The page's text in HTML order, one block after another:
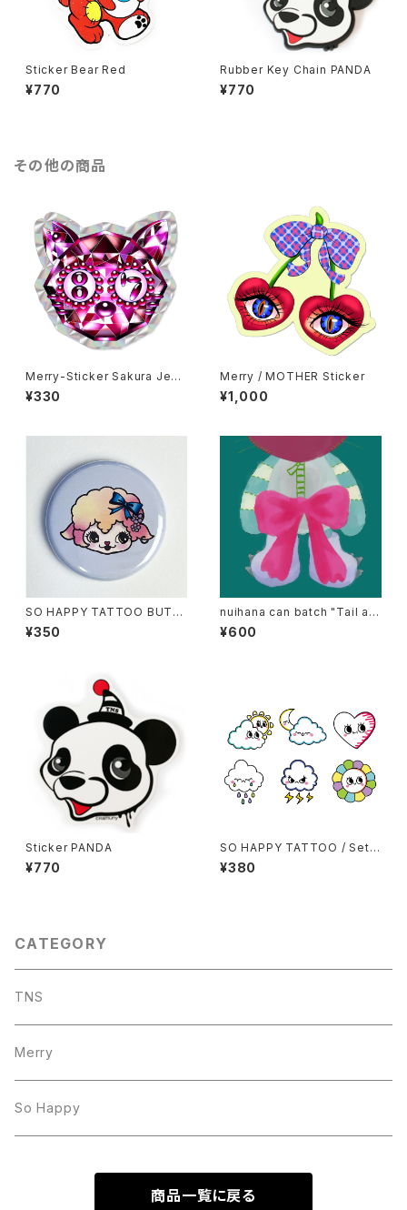
Sticker Bear Red
¥770
Rubber Key Chain PANDA
¥770
その他の商品
Merry-Sticker Sakura Jew
elry Cat Pink
¥330
Merry / MOTHER Sticker
¥1,000
SO HAPPY TATTOO BUTT
ON BADGE- SHEEP
¥350
nuihana can batch "Tail an
d boots"
¥600
Sticker PANDA
¥770
SO HAPPY TATTOO / Set o
f 6 Tattoo Stickers
¥380
CATEGORY
TNS
Merry
So Happy
商品一覧に戻る